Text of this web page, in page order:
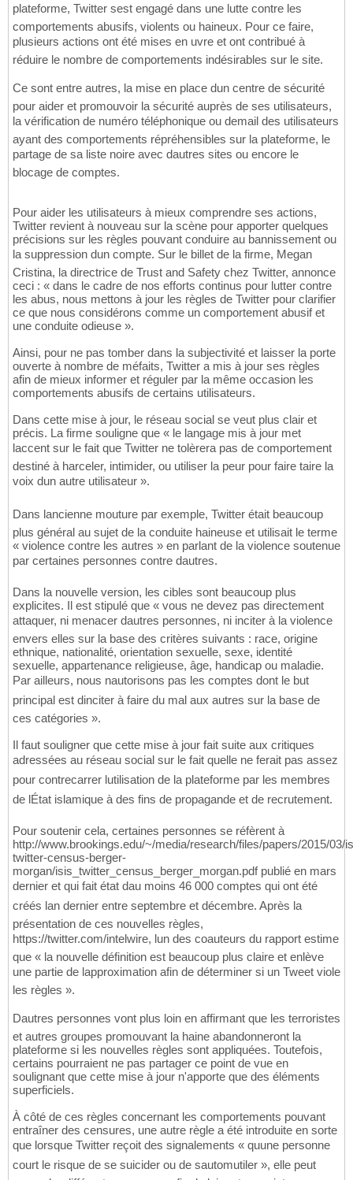
plateforme, Twitter sest engagé dans une lutte contre les
comportements abusifs, violents ou haineux. Pour ce faire,
plusieurs actions ont été mises en uvre et ont contribué à
réduire le nombre de comportements indésirables sur le site.
Ce sont entre autres, la mise en place dun centre de sécurité
pour aider et promouvoir la sécurité auprès de ses utilisateurs,
la vérification de numéro téléphonique ou demail des utilisateurs
ayant des comportements répréhensibles sur la plateforme, le
partage de sa liste noire avec dautres sites ou encore le
blocage de comptes.
Pour aider les utilisateurs à mieux comprendre ses actions,
Twitter revient à nouveau sur la scène pour apporter quelques
précisions sur les règles pouvant conduire au bannissement ou
la suppression dun compte. Sur le billet de la firme, Megan
Cristina, la directrice de Trust and Safety chez Twitter, annonce
ceci : « dans le cadre de nos efforts continus pour lutter contre
les abus, nous mettons à jour les règles de Twitter pour clarifier
ce que nous considérons comme un comportement abusif et
une conduite odieuse ».
Ainsi, pour ne pas tomber dans la subjectivité et laisser la porte
ouverte à nombre de méfaits, Twitter a mis à jour ses règles
afin de mieux informer et réguler par la même occasion les
comportements abusifs de certains utilisateurs.
Dans cette mise à jour, le réseau social se veut plus clair et
précis. La firme souligne que « le langage mis à jour met
laccent sur le fait que Twitter ne tolèrera pas de comportement
destiné à harceler, intimider, ou utiliser la peur pour faire taire la
voix dun autre utilisateur ».
Dans lancienne mouture par exemple, Twitter était beaucoup
plus général au sujet de la conduite haineuse et utilisait le terme
« violence contre les autres » en parlant de la violence soutenue
par certaines personnes contre dautres.
Dans la nouvelle version, les cibles sont beaucoup plus
explicites. Il est stipulé que « vous ne devez pas directement
attaquer, ni menacer dautres personnes, ni inciter à la violence
envers elles sur la base des critères suivants : race, origine
ethnique, nationalité, orientation sexuelle, sexe, identité
sexuelle, appartenance religieuse, âge, handicap ou maladie.
Par ailleurs, nous nautorisons pas les comptes dont le but
principal est dinciter à faire du mal aux autres sur la base de
ces catégories ».
Il faut souligner que cette mise à jour fait suite aux critiques
adressées au réseau social sur le fait quelle ne ferait pas assez
pour contrecarrer lutilisation de la plateforme par les membres
de lÉtat islamique à des fins de propagande et de recrutement.
Pour soutenir cela, certaines personnes se réfèrent à
http://www.brookings.edu/~/media/research/files/papers/2015/03/
twitter-census-berger-
morgan/isis_twitter_census_berger_morgan.pdf publié en mars
dernier et qui fait état dau moins 46 000 comptes qui ont été
créés lan dernier entre septembre et décembre. Après la
présentation de ces nouvelles règles,
https://twitter.com/intelwire, lun des coauteurs du rapport estime
que « la nouvelle définition est beaucoup plus claire et enlève
une partie de lapproximation afin de déterminer si un Tweet viole
les règles ».
Dautres personnes vont plus loin en affirmant que les terroristes
et autres groupes promouvant la haine abandonneront la
plateforme si les nouvelles règles sont appliquées. Toutefois,
certains pourraient ne pas partager ce point de vue en
soulignant que cette mise à jour n'apporte que des éléments
superficiels.
À côté de ces règles concernant les comportements pouvant
entraîner des censures, une autre règle a été introduite en sorte
que lorsque Twitter reçoit des signalements « quune personne
court le risque de se suicider ou de sautomutiler », elle peut